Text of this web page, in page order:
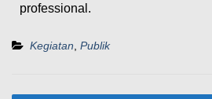
professional.
Kegiatan Publik